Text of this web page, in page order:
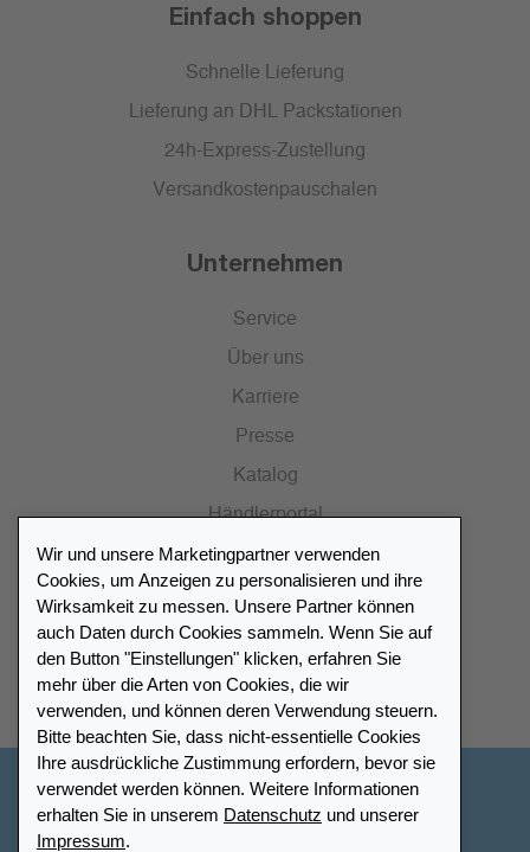
Einfach shoppen
Schnelle Lieferung
Lieferung an DHL Packstationen
24h-Express-Zustellung
Versandkostenpauschalen
Unternehmen
Service
Über uns
Karriere
Presse
Katalog
Händlerportal
Händlerverzeichnis
Meinen Leuchtturm Händler finden
Wir und unsere Marketingpartner verwenden
Cookies, um Anzeigen zu personalisieren und ihre
Wirksamkeit zu messen. Unsere Partner können
auch Daten durch Cookies sammeln. Wenn Sie auf
den Button "Einstellungen" klicken, erfahren Sie
mehr über die Arten von Cookies, die wir
verwenden, und können deren Verwendung steuern.
Bitte beachten Sie, dass nicht-essentielle Cookies
Ihre ausdrückliche Zustimmung erfordern, bevor sie
verwendet werden können. Weitere Informationen
erhalten Sie in unserem Datenschutz und unserer
Impressum.
Deutschland
Cookie-Einstellungen